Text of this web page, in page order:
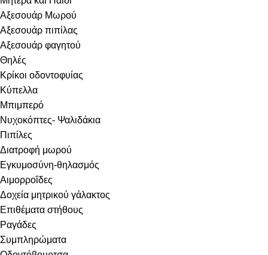
Αξεσουάρ Μωρού
Αξεσουάρ πιπίλας
Αξεσουάρ φαγητού
Θηλές
Κρίκοι οδοντοφυίας
Κύπελλα
Μπιμπερό
Νυχοκόπτες- Ψαλιδάκια
Πιπίλες
Διατροφή μωρού
Εγκυμοσύνη-θηλασμός
Αιμορροΐδες
Δοχεία μητρικού γάλακτος
Επιθέματα στήθους
Ραγάδες
Συμπληρώματα